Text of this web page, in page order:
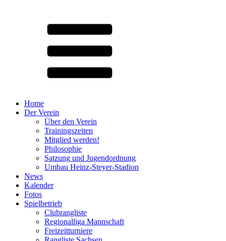
Home
Der Verein
Über den Verein
Trainingszeiten
Mitglied werden!
Philosophie
Satzung und Jugendordnung
Umbau Heinz-Steyer-Stadion
News
Kalender
Fotos
Spielbetrieb
Clubrangliste
Regionalliga Mannschaft
Freizeitturniere